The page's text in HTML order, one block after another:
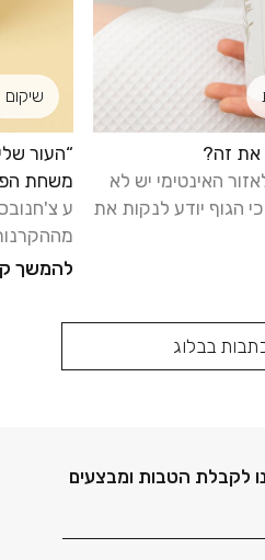
את זה?
האינטימי יש לא
הגוף יודע לנקות את
שיקום
“העור
משחת
והאחיות
להמשך
בבלוג
לקבלת הטבות ומבצעים